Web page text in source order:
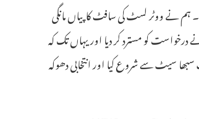
نے ووٹر لسٹ کی سافٹ کاپیاں مانگی
درخواست کو مسترد کر دیا اور یہاں تک کہ
سیٹ سے شروع کیا اور انتخابی دھوکہ